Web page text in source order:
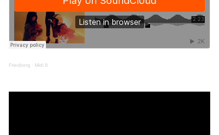
Friedberg · Midi 8